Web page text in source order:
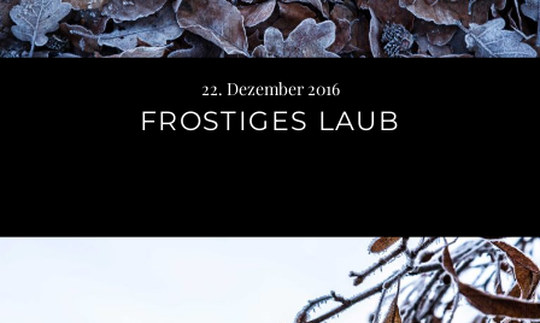
22. Dezember 2016
FROSTIGES LAUB